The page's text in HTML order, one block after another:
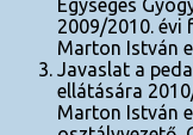
Egységes
2009/2010. évi
Marton István
Javaslat a
ellátására
Marton István